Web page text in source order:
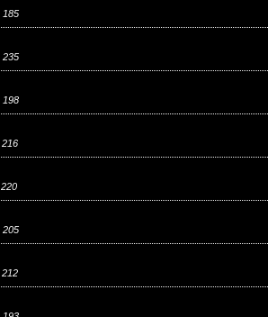
185
235
198
216
220
205
212